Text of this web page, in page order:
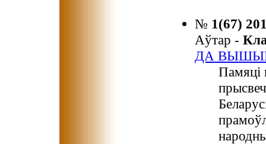
№ 1(67)
Аўтар -
ДА
Памяці